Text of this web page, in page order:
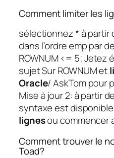
Comment limiter les
sélectionnez * à partir
dans l’ordre emp par
ROWNUM <= 5;
sujet Sur ROWNUM et
Oracle/ AskTom pour
Mise à jour 2: à partir
syntaxe est
lignesou commencer
Comment trouver le
Toad?